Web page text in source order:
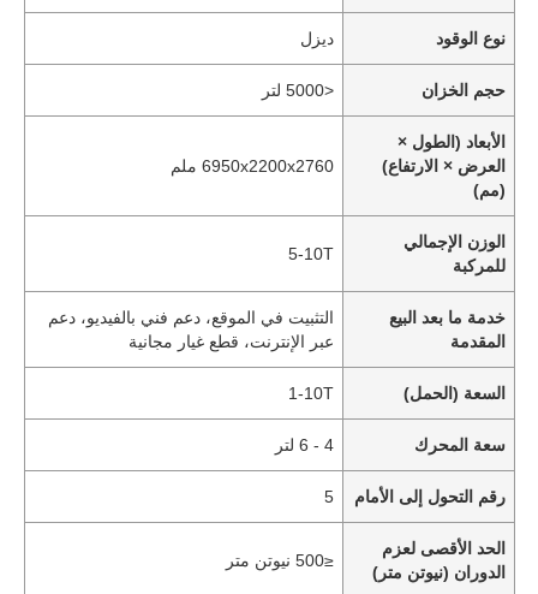
نوع الوقود ديزل
حجم الخزان <5000 لتر
الأبعاد (الطول ×
العرض × الارتفاع)
(مم)
6950x2200x2760 ملم
الوزن الإجمالي
للمركبة
5-10T
خدمة ما بعد البيع
المقدمة
التثبيت في الموقع، دعم فني بالفيديو، دعم
عبر الإنترنت، قطع غيار مجانية
السعة (الحمل) 1-10T
سعة المحرك 4 - 6 لتر
رقم التحول إلى الأمام 5
الحد الأقصى لعزم
الدوران (نيوتن متر)
≤500 نيوتن متر